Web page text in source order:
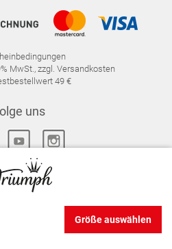
Größe auswählen
MwSt., zzgl. Versandkosten
49 €
uns
WIDERRUFSRECHT